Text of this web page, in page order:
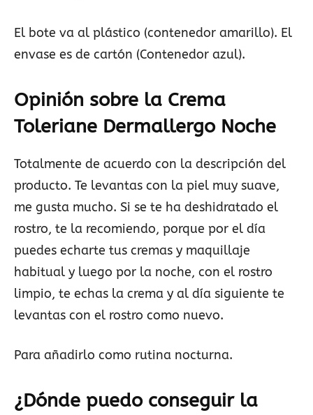
El bote va al plástico (contenedor amarillo). El
envase es de cartón (Contenedor azul).
Opinión sobre la Crema
Toleriane Dermallergo Noche
Totalmente de acuerdo con la descripción del
producto. Te levantas con la piel muy suave,
me gusta mucho. Si se te ha deshidratado el
rostro, te la recomiendo, porque por el día
puedes echarte tus cremas y maquillaje
habitual y luego por la noche, con el rostro
limpio, te echas la crema y al día siguiente te
levantas con el rostro como nuevo.
Para añadirlo como rutina nocturna.
¿Dónde puedo conseguir la